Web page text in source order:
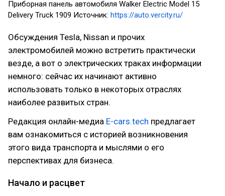
Приборная панель автомобиля Walker Electric Model 15
Delivery Truck 1909 Источник: https://auto.vercity.ru/
Обсуждения Tesla, Nissan и прочих
электромобилей можно встретить практически
везде, а вот о электрических траках информации
немного: сейчас их начинают активно
использовать только в некоторых отраслях
наиболее развитых стран.
Редакция онлайн-медиа E-cars.tech предлагает
вам ознакомиться с историей возникновения
этого вида транспорта и мыслями о его
перспективах для бизнеса.
Начало и расцвет